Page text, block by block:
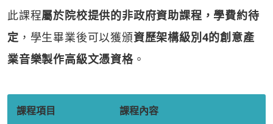
此課程屬於院校提供的非政府資助課程，學費約待
定 ，學生畢業後可以獲頒資歷架構級別4的創意產
業音樂製作高級文憑資格。
課程項目 課程內容